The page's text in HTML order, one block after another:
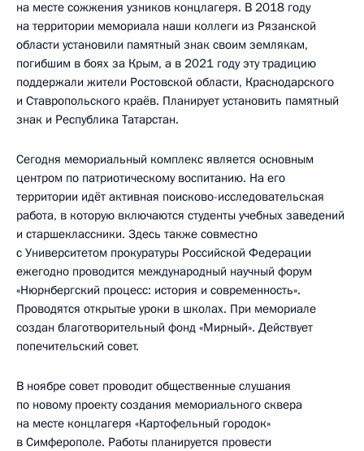
на месте сожжения узников концлагеря. В 2018 году
на территории мемориала наши коллеги из Рязанской
области установили памятный знак своим землякам,
погибшим в боях за Крым, а в 2021 году эту традицию
поддержали жители Ростовской области, Краснодарского
и Ставропольского краёв. Планирует установить памятный
знак и Республика Татарстан.
Сегодня мемориальный комплекс является основным
центром по патриотическому воспитанию. На его
территории идёт активная поисково-исследовательская
работа, в которую включаются студенты учебных заведений
и старшеклассники. Здесь также совместно
с Университетом прокуратуры Российской Федерации
ежегодно проводится международный научный форум
«Нюрнбергский процесс: история и современность».
Проводятся открытые уроки в школах. При мемориале
создан благотворительный фонд «Мирный». Действует
попечительский совет.
В ноябре совет проводит общественные слушания
по новому проекту создания мемориального сквера
на месте концлагеря «Картофельный городок»
в Симферополе. Работы планируется провести